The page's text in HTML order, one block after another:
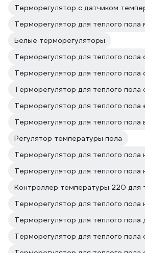
Терморегулятор с датчиком
Терморегулятор для теплого пола
Белые терморегуляторы
Терморегулятор для теплого пола
Терморегулятор для теплого пола
Регулятор температуры пола
Терморегулятор для теплого пола
Терморегулятор для теплого пола
Контроллер температуры 220 для
Терморегулятор для теплого пола
Терморегулятор для теплого пола